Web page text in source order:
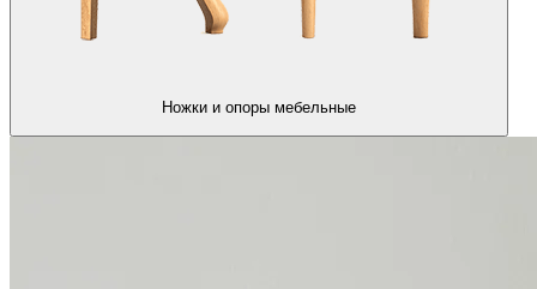
Ножки и опоры мебельные